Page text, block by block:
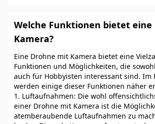
Welche Funktionen bietet
Kamera?
Eine Drohne mit Kamera bietet eine
Funktionen und Möglichkeiten, die
auch für Hobbyisten interessant sind. Im
werden einige dieser Funktionen näher
1. Luftaufnahmen: Die wohl
einer Drohne mit Kamera ist die
atemberaubende Luftaufnahmen zu